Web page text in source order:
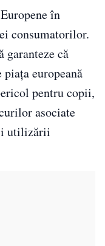
în
consumatorilor.
garanteze că
europeană
pentru copii,
asociate
utilizării